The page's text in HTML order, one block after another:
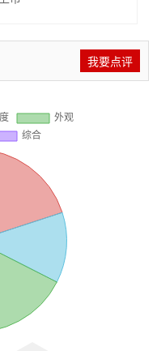
我要点评